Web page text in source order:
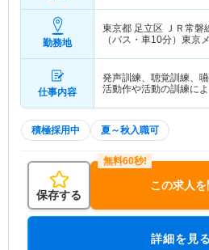
勤務地
東京都 足立区 ＪＲ常磐
（バス・車10分）東京
仕事内容
発声訓練、聴覚訓練、
活動作や活動の訓練に
積極採用中 夏～秋入職可
保存する
この求人
詳細を見る